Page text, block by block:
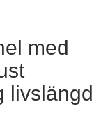
med
livslängd